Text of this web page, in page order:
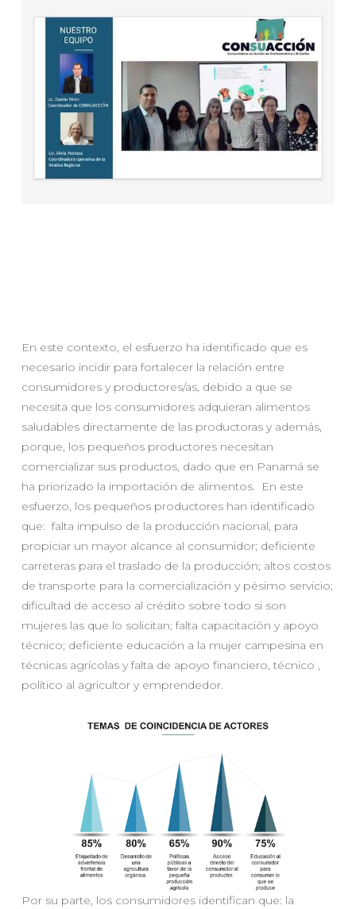
En este contexto, el esfuerzo ha identificado que es
necesario incidir para fortalecer la relación entre
consumidores y productores/as, debido a que se
necesita que los consumidores adquieran alimentos
saludables directamente de las productoras y además,
porque, los pequeños productores necesitan
comercializar sus productos, dado que en Panamá se
ha priorizado la importación de alimentos. En este
esfuerzo, los pequeños productores han identificado
que: falta impulso de la producción nacional, para
propiciar un mayor alcance al consumidor; deficiente
carreteras para el traslado de la producción; altos costos
de transporte para la comercialización y pésimo servicio;
dificultad de acceso al crédito sobre todo si son
mujeres las que lo solicitan; falta capacitación y apoyo
técnico; deficiente educación a la mujer campesina en
técnicas agrícolas y falta de apoyo financiero, técnico ,
político al agricultor y emprendedor.
Por su parte, los consumidores identifican que: la